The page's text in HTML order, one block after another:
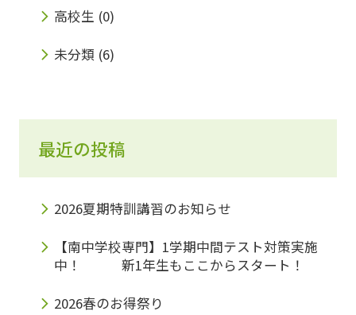
高校生 (0)
未分類 (6)
最近の投稿
2026夏期特訓講習のお知らせ
【南中学校専門】1学期中間テスト対策実施
中！ 新1年生もここからスタート！
2026春のお得祭り